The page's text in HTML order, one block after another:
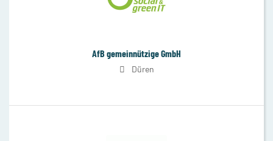
AfB gemeinnützige GmbH
Düren